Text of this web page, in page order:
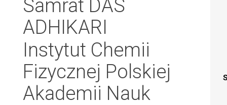
Samrat DAS
ADHIKARI
Instytut Chemii
Fizycznej Polskiej
Akademii Nauk